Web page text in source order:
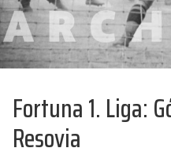
Fortuna 1. Liga:
Resovia